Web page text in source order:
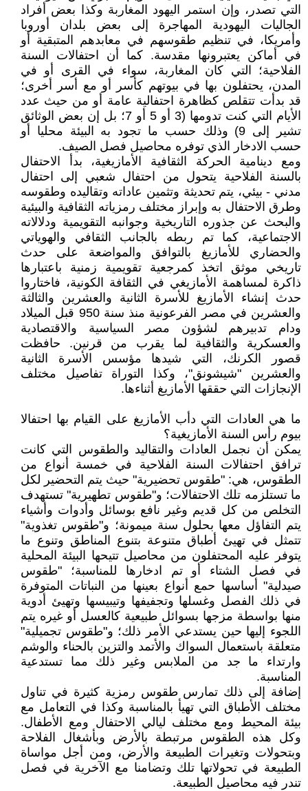
التي تصدر، وإن استمر اليهود المغاربة وكذا بعض أفراد
الجاليات اليهودية المهاجرة إلى بعض بلدان أوروبا
وأمريكا، في تنظيم طقوسهم في معابدهم المتبقية أو
في أماكن يعتبرونها مقدسة. كما أن احتفالات السنة
الفلاحية؛ التي كان المغاربة، سواء في القرى أو في
المدن، يحتفلون بها في بيوتهم كأسر أو مع أسر أخرى؛
قد بدأت تتقلص كظاهرة احتفالية عامة أو من حيث عدد
الأيام التي كنت تدومها (3 أو 5 أو 7؛ بل إن بعض الوثائق
تشير إلى 9) وذلك حسب ما تجود به البيئة محليا أو
حسب الادخار الذي توفره محاصيل فصل الصيف.
ومع دينامية الحركة الثقافية الأمازيغية، بدأ الاحتفال
بالسنة الفلاحية يتحول من احتفال شعبي إلى احتفال
مدني - بيئي، يتم تحديثة وتثمين عاداته وتقاليده وطقوسه
وطرق الاحتفال به وإبراز مختلف رمزياته الثقافية والبيئية
والبحث عن جذوره التاريخية وجوانبه التقويمية ودلالاته
الاجتماعية، كما تم ربطه بالجانب الثقافي والهوياتي
والحضاري للأمازيغ بالتوافق والمواضعة على حدث
تاريخي موثق اتخذ كمرجعية تقويمية زمنية باعتبارها
ذاكرة لمساهمة الأمازيغي في الثقافة الكونية، فاختاروا
حدث إنشاء الأمازيغ للأسرة الثانية والعشرين والثالثة
والعشرين في مصر الفرعونية منذ سنة 950 قبل الميلاد
ودام تدبيرهم لشؤون مصر السياسية والاقتصادية
والعسكرية والثقافية لما يقرب من قرنين. حافظت
قصور الكرنك، التي شيدها مؤسس الأسرة الثانية
والعشرين "شيشونق"، وكذا التوراة تفاصيل مختلف
الإنجازات التي حققها الأمازيغ أثناءها.
ما هي العادات التي دأب الأمازيغ على القيام بها احتفالا
بيوم رأس السنة الأمازيغية؟
يمكن أن نجمل العادات والتقاليد والطقوس التي كانت
ترافق احتفالات السنة الفلاحية في خمسة أنواع من
الطقوس، هي: "طقوس تحضيرية" حيث يتم التحضير لكل
ما تستلزمه تلك الاحتفالات؛ و"طقوس تطهيرية" تستهدف
التخلص من كل قديم وغير نافع بوسائل وأدوات وأشياء
يتم التفاؤل معها بحلول سنة ميمونة؛ و"طقوس تغذوية"
تتمثل في تهيئ أطباق متنوعة بتنوع المناطق وتنوع ما
يتوفر عليه المحتفلون من محاصيل تتيحها البيئة المحلية
في فصل الشتاء أو تم ادخارها للمناسبة؛ "طقوس
صيدلية" أساسها حمع أنواع بعينها من النباتات المتوفرة
في ذلك الفصل وغسلها وتجفيفها وتيبيسها وتهيئ أدوية
منها بواسطة مزجها بسوائل طبيعية كالعسل أو غيره يتم
اللجوء إليها حين يستدعي الأمر ذلك؛ و"طقوس تجميلية"
متعلقة باستعمال السواك والأتمد والتزين بالحناء والوشم
وارتداء ما جد من الملابس وغير ذلك مما تستدعية
المناسبة.
إضافة إلى ذلك تمارس طقوس رمزية كثيرة في تناول
مختلف الأطباق التي تهيأ بالمناسبة وكذا في التعامل مع
بيئة المحيط ومع مختلف ليالي الاحتفال ومع الأطفال.
وكل هذه الطقوس مرتبطة بالأرض وبأشغال الفلاحة
وبتحولات وتغيرات الطبيعة والأرض، ومن أجل مواساة
الطبيعة في تحولاتها تلك وتضامنا مع الآخرية في فصل
تندر فيه محاصيل الطبيعة.